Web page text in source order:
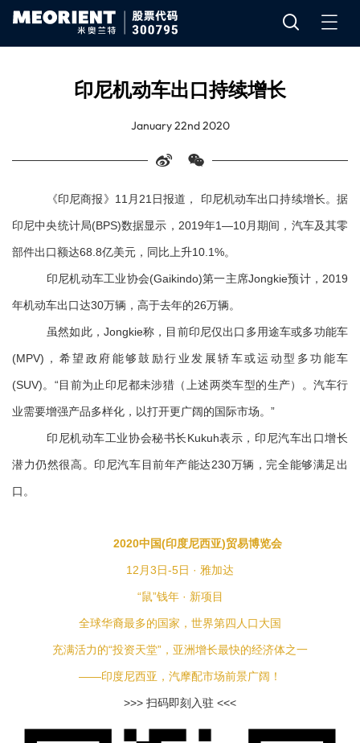
印尼机动车出口持续增长
January 22nd 2020
《印尼商报》11月21日报道， 印尼机动车出口持续增长。据
印尼中央统计局(BPS)数据显示，2019年1—10月期间，汽车及其零
部件出口额达68.8亿美元，同比上升10.1%。
印尼机动车工业协会(Gaikindo)第一主席Jongkie预计，2019
年机动车出口达30万辆，高于去年的26万辆。
虽然如此，Jongkie称，目前印尼仅出口多用途车或多功能车
(MPV)，希望政府能够鼓励行业发展轿车或运动型多功能车
(SUV)。“目前为止印尼都未涉猎（上述两类车型的生产）。汽车行
业需要增强产品多样化，以打开更广阔的国际市场。”
印尼机动车工业协会秘书长Kukuh表示，印尼汽车出口增长
潜力仍然很高。印尼汽车目前年产能达230万辆，完全能够满足出
口。
2020中国(印度尼西亚)贸易博览会
12月3日-5日 · 雅加达
“鼠”钱年 · 新项目
全球华裔最多的国家，世界第四人口大国
充满活力的“投资天堂”，亚洲增长最快的经济体之一
——印度尼西亚，汽摩配市场前景广阔！
>>> 扫码即刻入驻 <<<